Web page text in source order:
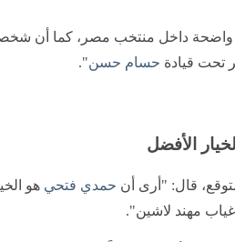
واضحة داخل منتخب مصر، كما أن
تحت قيادة حسام حسن".
الأفضل
قال: "أرى أن حمدي فتحي هو
مهند لاشين".